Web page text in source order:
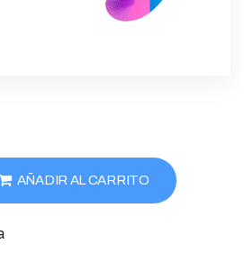
AÑADIR AL CARRITO